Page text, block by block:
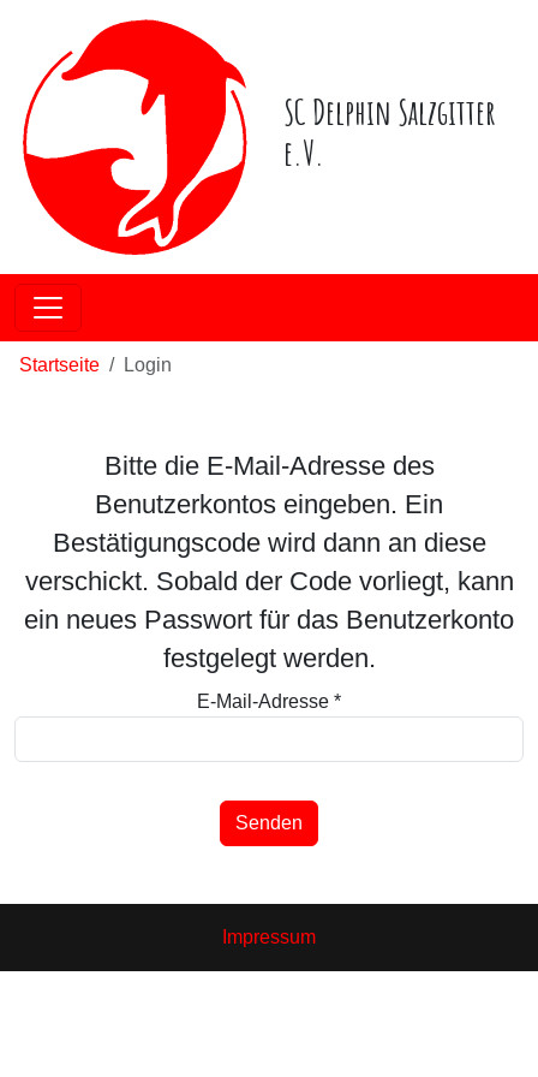
SC Delphin Salzgitter
e.V.
Startseite Login
Bitte die E-Mail-Adresse des
Benutzerkontos eingeben. Ein
Bestätigungscode wird dann an diese
verschickt. Sobald der Code vorliegt, kann
ein neues Passwort für das Benutzerkonto
festgelegt werden.
E-Mail-Adresse *
Senden
Impressum